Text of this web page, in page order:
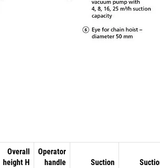
Overall
height H
Operator
handle
Suction